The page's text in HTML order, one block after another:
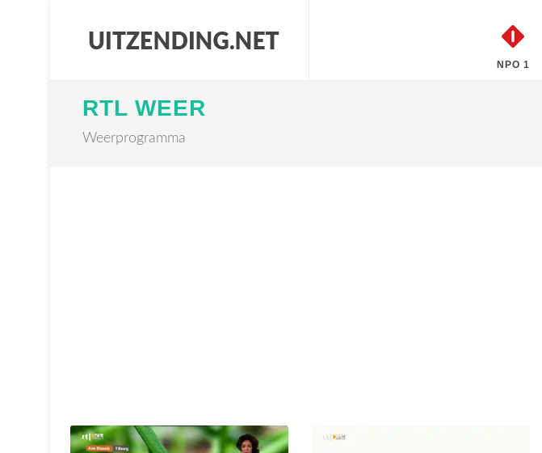
NPO 1
RTL WEER
Weerprogramma